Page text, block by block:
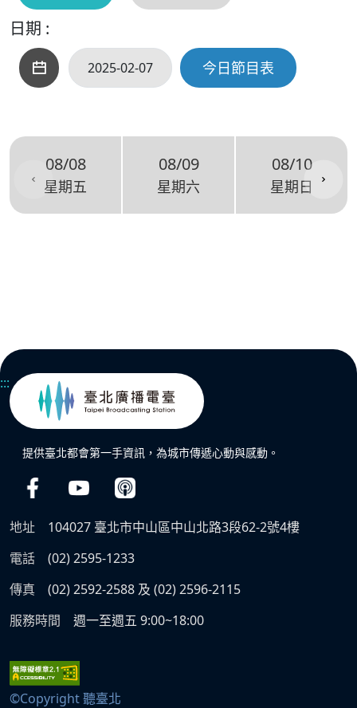
日期 :
今日節目表
08/08
星期五
08/09
星期六
08/10
星期日
:::
提供臺北都會第一手資訊，為城市傳遞心動與感動。
地址
104027 臺北市中山區中山北路3段62-2號4樓
電話
(02) 2595-1233
傳真
(02) 2592-2588 及 (02) 2596-2115
服務時間
週一至週五 9:00~18:00
©Copyright 聽臺北